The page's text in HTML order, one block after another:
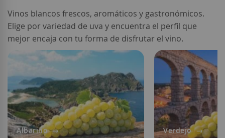
Vinos blancos frescos, aromáticos y gastronómicos.
Elige por variedad de uva y encuentra el perfil que
mejor encaja con tu forma de disfrutar el vino.
Albariño Verdejo